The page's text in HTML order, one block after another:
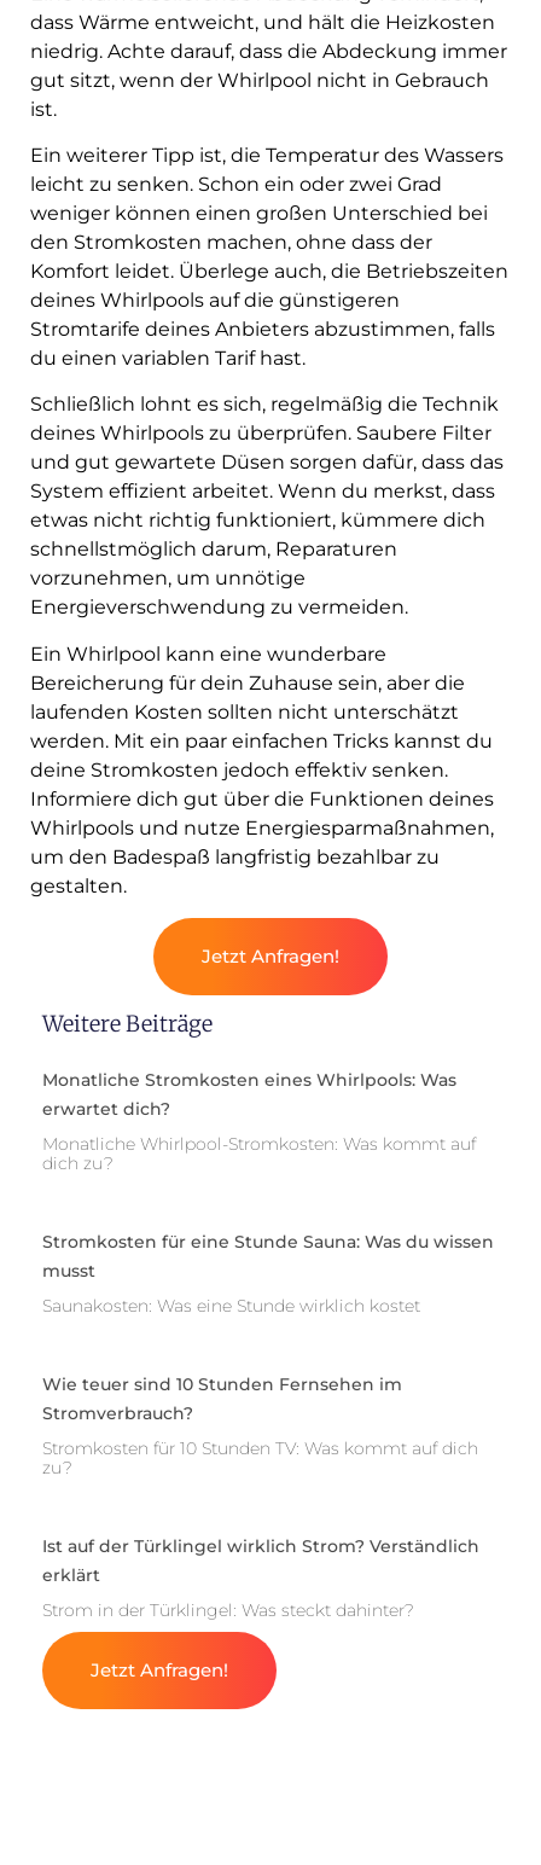
dass Wärme entweicht, und hält die Heizkosten
niedrig. Achte darauf, dass die Abdeckung immer
gut sitzt, wenn der Whirlpool nicht in Gebrauch
ist.
Ein weiterer Tipp ist, die Temperatur des Wassers
leicht zu senken. Schon ein oder zwei Grad
weniger können einen großen Unterschied bei
den Stromkosten machen, ohne dass der
Komfort leidet. Überlege auch, die Betriebszeiten
deines Whirlpools auf die günstigeren
Stromtarife deines Anbieters abzustimmen, falls
du einen variablen Tarif hast.
Schließlich lohnt es sich, regelmäßig die Technik
deines Whirlpools zu überprüfen. Saubere Filter
und gut gewartete Düsen sorgen dafür, dass das
System effizient arbeitet. Wenn du merkst, dass
etwas nicht richtig funktioniert, kümmere dich
schnellstmöglich darum, Reparaturen
vorzunehmen, um unnötige
Energieverschwendung zu vermeiden.
Ein Whirlpool kann eine wunderbare
Bereicherung für dein Zuhause sein, aber die
laufenden Kosten sollten nicht unterschätzt
werden. Mit ein paar einfachen Tricks kannst du
deine Stromkosten jedoch effektiv senken.
Informiere dich gut über die Funktionen deines
Whirlpools und nutze Energiesparmaßnahmen,
um den Badespaß langfristig bezahlbar zu
gestalten.
Jetzt Anfragen!
Weitere Beiträge
Monatliche Stromkosten eines Whirlpools: Was
erwartet dich?
Monatliche Whirlpool-Stromkosten: Was kommt auf
dich zu?
Stromkosten für eine Stunde Sauna: Was du wissen
musst
Saunakosten: Was eine Stunde wirklich kostet
Wie teuer sind 10 Stunden Fernsehen im
Stromverbrauch?
Stromkosten für 10 Stunden TV: Was kommt auf dich
zu?
Ist auf der Türklingel wirklich Strom? Verständlich
erklärt
Strom in der Türklingel: Was steckt dahinter?
Jetzt Anfragen!